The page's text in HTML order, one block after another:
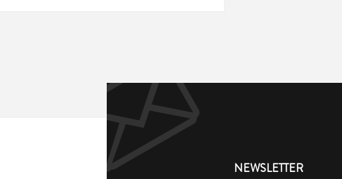
NEWSLETTER